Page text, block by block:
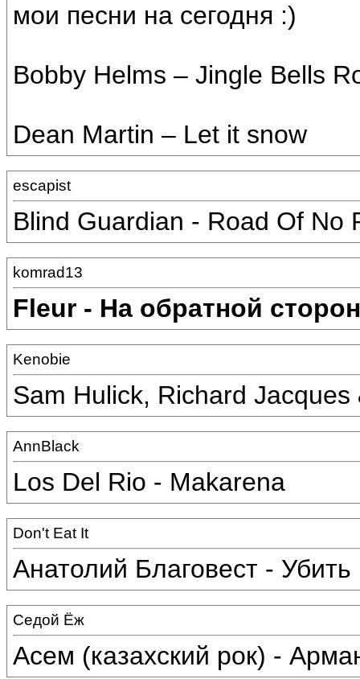
мои песни на сегодня :)
Bobby Helms – Jingle Bells
Dean Martin – Let it snow
escapist
Blind Guardian - Road Of No
komrad13
Fleur - На обратной
Kenobie
Sam Hulick, Richard
AnnBlack
Los Del Rio - Makarena
Don't Eat It
Анатолий Благовест -
Седой Ёж
Асем (казахский рок) -